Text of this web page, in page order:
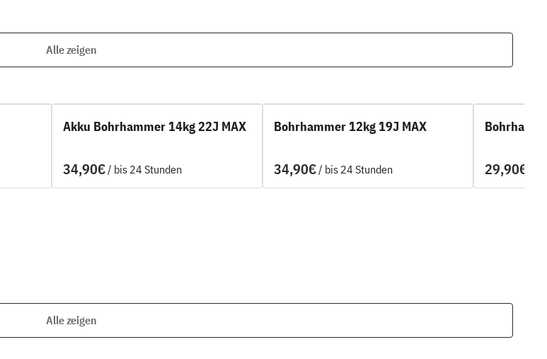
Alle zeigen
Akku Bohrhammer 14kg 22J MAX
/
Bohrhammer 12kg 19J MAX
/
Alle zeigen